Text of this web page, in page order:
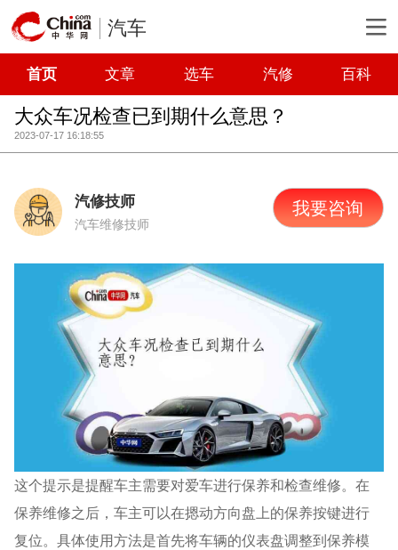
汽车
首页 文章 选车 汽修 百科
大众车况检查已到期什么意思？
2023-07-17 16:18:55
汽修技师
汽车维修技师
我要咨询
这个提示是提醒车主需要对爱车进行保养和检查维修。在
保养维修之后，车主可以在摁动方向盘上的保养按键进行
复位。具体使用方法是首先将车辆的仪表盘调整到保养模